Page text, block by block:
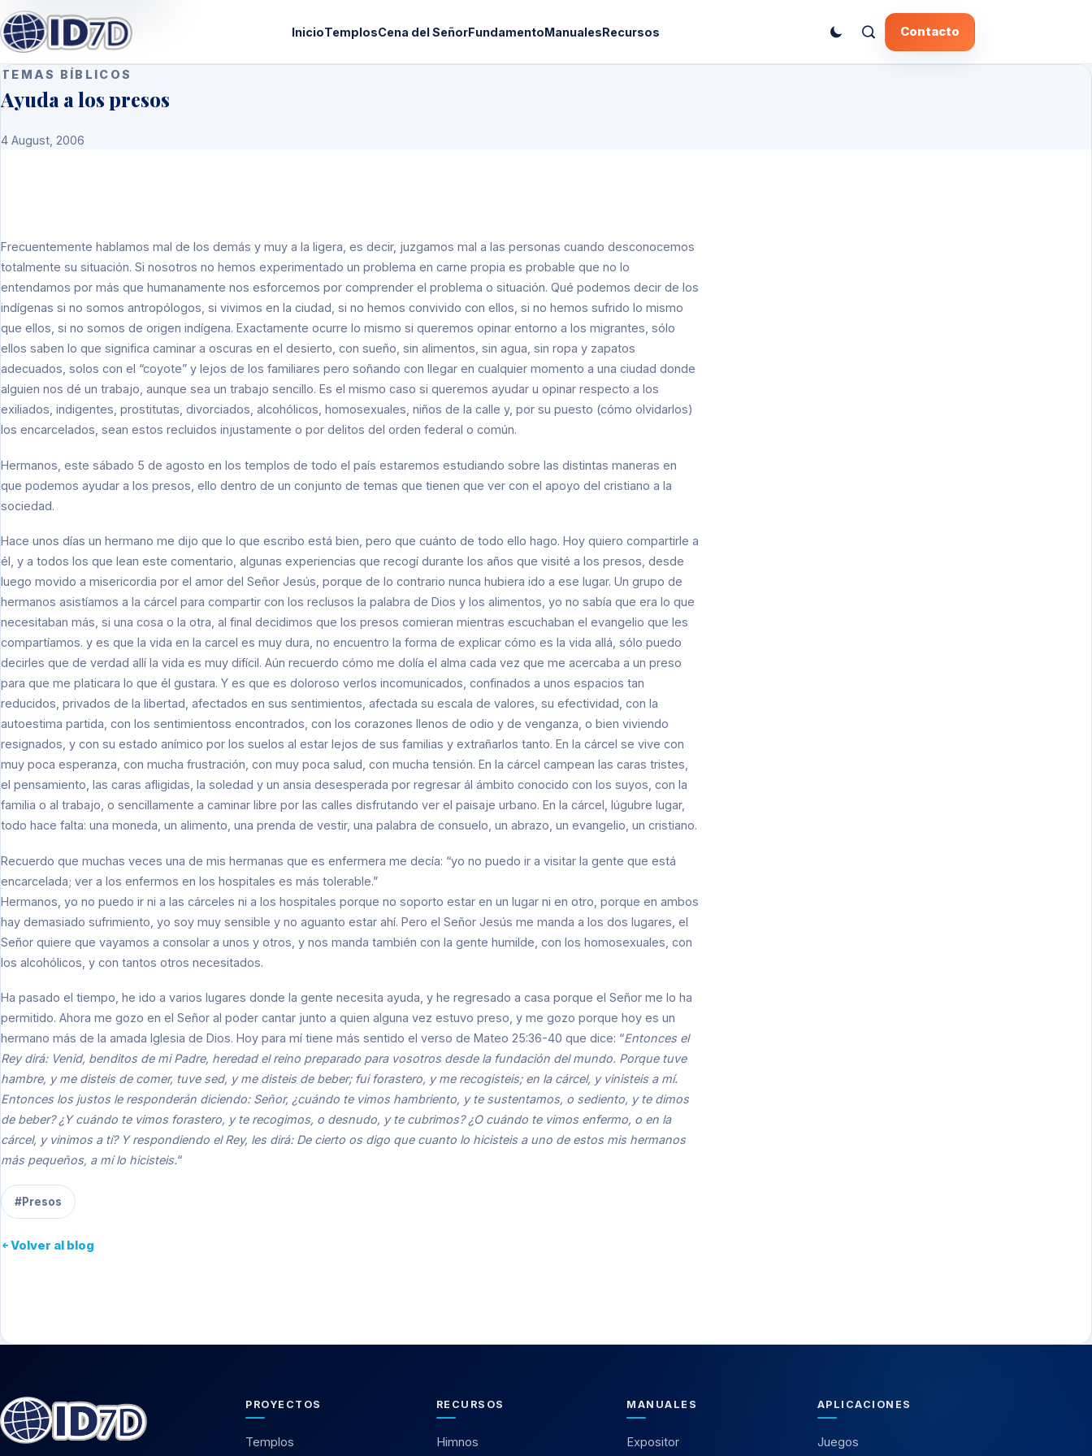
InicioTemplosCena del SeñorFundamentoManualesRecursos Contacto
TEMAS BÍBLICOS
Ayuda a los presos
4 August, 2006
Frecuentemente hablamos mal de los demás y muy a la ligera, es decir, juzgamos mal a las personas cuando desconocemos
totalmente su situación. Si nosotros no hemos experimentado un problema en carne propia es probable que no lo
entendamos por más que humanamente nos esforcemos por comprender el problema o situación. Qué podemos decir de los
indígenas si no somos antropólogos, si vivimos en la ciudad, si no hemos convivido con ellos, si no hemos sufrido lo mismo
que ellos, si no somos de origen indígena. Exactamente ocurre lo mismo si queremos opinar entorno a los migrantes, sólo
ellos saben lo que significa caminar a oscuras en el desierto, con sueño, sin alimentos, sin agua, sin ropa y zapatos
adecuados, solos con el “coyote” y lejos de los familiares pero soñando con llegar en cualquier momento a una ciudad donde
alguien nos dé un trabajo, aunque sea un trabajo sencillo. Es el mismo caso si queremos ayudar u opinar respecto a los
exiliados, indigentes, prostitutas, divorciados, alcohólicos, homosexuales, niños de la calle y, por su puesto (cómo olvidarlos)
los encarcelados, sean estos recluidos injustamente o por delitos del orden federal o común.
Hermanos, este sábado 5 de agosto en los templos de todo el país estaremos estudiando sobre las distintas maneras en
que podemos ayudar a los presos, ello dentro de un conjunto de temas que tienen que ver con el apoyo del cristiano a la
sociedad.
Hace unos días un hermano me dijo que lo que escribo está bien, pero que cuánto de todo ello hago. Hoy quiero compartirle a
él, y a todos los que lean este comentario, algunas experiencias que recogí durante los años que visité a los presos, desde
luego movido a misericordia por el amor del Señor Jesús, porque de lo contrario nunca hubiera ido a ese lugar. Un grupo de
hermanos asistíamos a la cárcel para compartir con los reclusos la palabra de Dios y los alimentos, yo no sabía que era lo que
necesitaban más, si una cosa o la otra, al final decidimos que los presos comieran mientras escuchaban el evangelio que les
compartíamos. y es que la vida en la carcel es muy dura, no encuentro la forma de explicar cómo es la vida allá, sólo puedo
decirles que de verdad allí la vida es muy difícil. Aún recuerdo cómo me dolía el alma cada vez que me acercaba a un preso
para que me platicara lo que él gustara. Y es que es doloroso verlos incomunicados, confinados a unos espacios tan
reducidos, privados de la libertad, afectados en sus sentimientos, afectada su escala de valores, su efectividad, con la
autoestima partida, con los sentimientoss encontrados, con los corazones llenos de odio y de venganza, o bien viviendo
resignados, y con su estado anímico por los suelos al estar lejos de sus familias y extrañarlos tanto. En la cárcel se vive con
muy poca esperanza, con mucha frustración, con muy poca salud, con mucha tensión. En la cárcel campean las caras tristes,
el pensamiento, las caras afligidas, la soledad y un ansia desesperada por regresar ál ámbito conocido con los suyos, con la
familia o al trabajo, o sencillamente a caminar libre por las calles disfrutando ver el paisaje urbano. En la cárcel, lúgubre lugar,
todo hace falta: una moneda, un alimento, una prenda de vestir, una palabra de consuelo, un abrazo, un evangelio, un cristiano.
Recuerdo que muchas veces una de mis hermanas que es enfermera me decía: “yo no puedo ir a visitar la gente que está
encarcelada; ver a los enfermos en los hospitales es más tolerable.”
Hermanos, yo no puedo ir ni a las cárceles ni a los hospitales porque no soporto estar en un lugar ni en otro, porque en ambos
hay demasiado sufrimiento, yo soy muy sensible y no aguanto estar ahí. Pero el Señor Jesús me manda a los dos lugares, el
Señor quiere que vayamos a consolar a unos y otros, y nos manda también con la gente humilde, con los homosexuales, con
los alcohólicos, y con tantos otros necesitados.
Ha pasado el tiempo, he ido a varios lugares donde la gente necesita ayuda, y he regresado a casa porque el Señor me lo ha
permitido. Ahora me gozo en el Señor al poder cantar junto a quien alguna vez estuvo preso, y me gozo porque hoy es un
hermano más de la amada Iglesia de Dios. Hoy para mí tiene más sentido el verso de Mateo 25:36-40 que dice: “Entonces el
Rey dirá: Venid, benditos de mi Padre, heredad el reino preparado para vosotros desde la fundación del mundo. Porque tuve
hambre, y me disteis de comer, tuve sed, y me disteis de beber; fui forastero, y me recogisteis; en la cárcel, y vinisteis a mí.
Entonces los justos le responderán diciendo: Señor, ¿cuándo te vimos hambriento, y te sustentamos, o sediento, y te dimos
de beber? ¿Y cuándo te vimos forastero, y te recogimos, o desnudo, y te cubrimos? ¿O cuándo te vimos enfermo, o en la
cárcel, y vinimos a tí? Y respondiendo el Rey, les dirá: De cierto os digo que cuanto lo hicisteis a uno de estos mis hermanos
más pequeños, a mí lo hicisteis.“
#Presos
Volver al blog
PROYECTOS
Templos
RECURSOS
Himnos
MANUALES
Expositor
APLICACIONES
Juegos